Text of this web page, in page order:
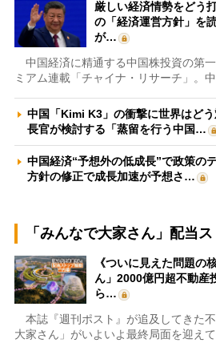
厳しい経済情勢をどう
の「経済運営方針」を
が…
中国経済に精通する中国株投資の第
ミアム連載「チャイナ・リサーチ」。
中国「Kimi K3」の衝撃に世界はど
長官が検討する「蒸留を行う中国…
中国経済“予想外の低成長”で政策
方針の修正で成長加速が予想さ…
「みんなで大家さん」配当
《ついに見えた問題の
ん」2000億円超不動産
ら…
本誌『週刊ポスト』が追及してきた
大家さん」がいよいよ最終局面を迎え